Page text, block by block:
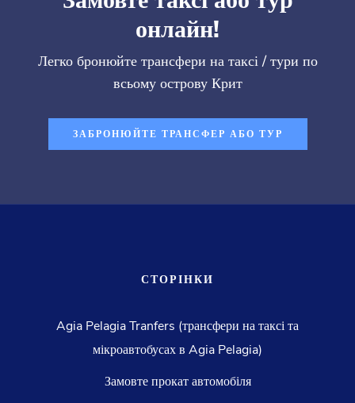
онлайн!
Легко бронюйте трансфери на таксі / тури по
всьому острову Крит
ЗАБРОНЮЙТЕ ТРАНСФЕР АБО ТУР
СТОРІНКИ
Agia Pelagia Tranfers (трансфери на таксі та
мікроавтобусах в Agia Pelagia)
Замовте прокат автомобіля